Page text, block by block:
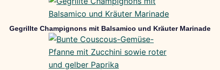
Gegrillte Champignons mit Balsamico und Kräuter Marinade